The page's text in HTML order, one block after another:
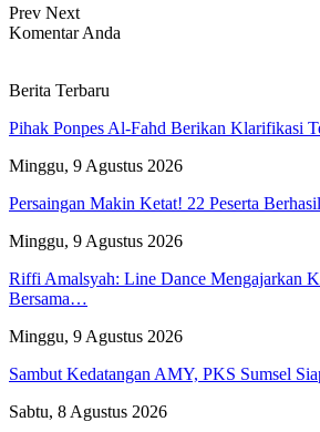
Prev Next
Komentar Anda
Berita Terbaru
Pihak Ponpes Al-Fahd Berikan Klarifikasi
Minggu, 9 Agustus 2026
Persaingan Makin Ketat! 22 Peserta
Minggu, 9 Agustus 2026
Riffi Amalsyah: Line Dance Mengajarkan
Bersama…
Minggu, 9 Agustus 2026
Sambut Kedatangan AMY, PKS Sumsel
Sabtu, 8 Agustus 2026